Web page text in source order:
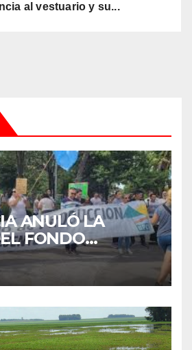
al vestuario y su...
ANULÓ LA
FONDO
EMPLEADOS DE
DE LA
DEL CHACO